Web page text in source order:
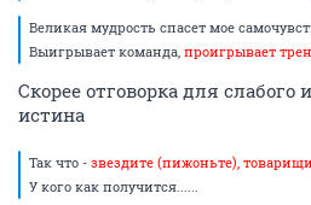
Великая мудрость спасет мое
Выигрывает команда, проигрывает
Скорее отговорка для слабого
истина
Так что - звездите (пижоньте), товарищи
У кого как получится......